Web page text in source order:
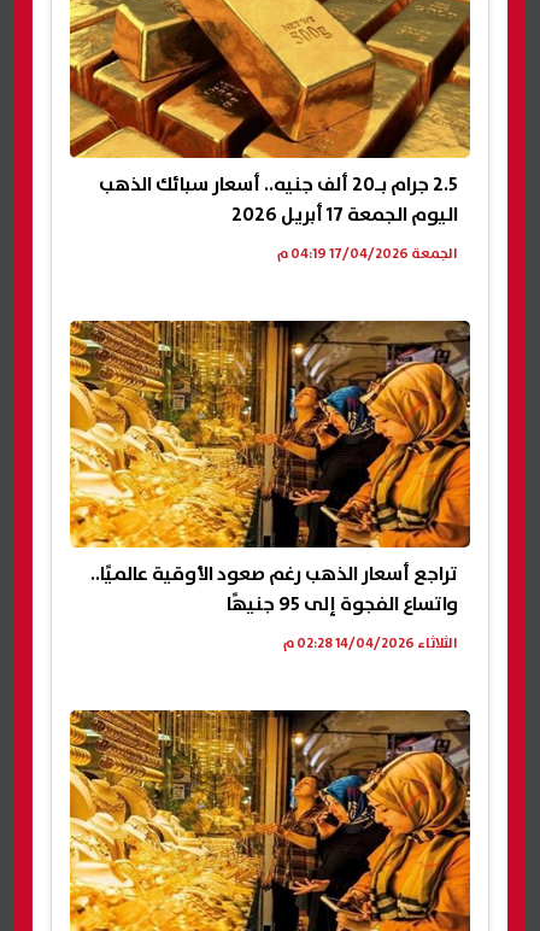
2.5 جرام بـ20 ألف جنيه.. أسعار سبائك الذهب
اليوم الجمعة 17 أبريل 2026
الجمعة 17/04/2026 04:19 م
تراجع أسعار الذهب رغم صعود الأوقية عالميًا..
واتساع الفجوة إلى 95 جنيهًا
الثلاثاء 14/04/2026 02:28 م